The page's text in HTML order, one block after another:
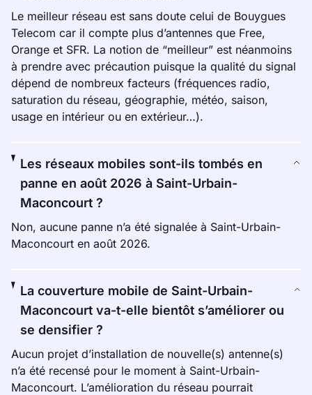
Le meilleur réseau est sans doute celui de Bouygues
Telecom car il compte plus d’antennes que Free,
Orange et SFR. La notion de “meilleur” est néanmoins
à prendre avec précaution puisque la qualité du signal
dépend de nombreux facteurs (fréquences radio,
saturation du réseau, géographie, météo, saison,
usage en intérieur ou en extérieur…).
Les réseaux mobiles sont-ils tombés en
panne en août 2026 à Saint-Urbain-
Maconcourt ?
Non, aucune panne n’a été signalée à Saint-Urbain-
Maconcourt en août 2026.
La couverture mobile de Saint-Urbain-
Maconcourt va-t-elle bientôt s’améliorer ou
se densifier ?
Aucun projet d’installation de nouvelle(s) antenne(s)
n’a été recensé pour le moment à Saint-Urbain-
Maconcourt. L’amélioration du réseau pourrait